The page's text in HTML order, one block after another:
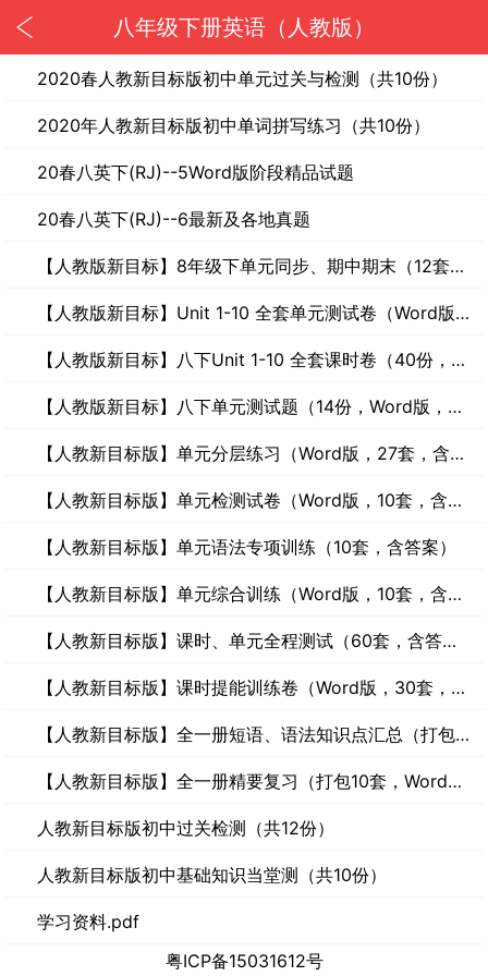
八年级下册英语（人教版）
2020春人教新目标版初中单元过关与检测（共10份）
2020年人教新目标版初中单词拼写练习（共10份）
20春八英下(RJ)--5Word版阶段精品试题
20春八英下(RJ)--6最新及各地真题
【人教版新目标】8年级下单元同步、期中期末（12套，Word版，含答案）
【人教版新目标】Unit 1-10 全套单元测试卷（Word版，含答案）
【人教版新目标】八下Unit 1-10 全套课时卷（40份，Word版，含答案）
【人教版新目标】八下单元测试题（14份，Word版，含听力材料及答案）
【人教新目标版】单元分层练习（Word版，27套，含答案）
【人教新目标版】单元检测试卷（Word版，10套，含答案）
【人教新目标版】单元语法专项训练（10套，含答案）
【人教新目标版】单元综合训练（Word版，10套，含答案）
【人教新目标版】课时、单元全程测试（60套，含答案）
【人教新目标版】课时提能训练卷（Word版，30套，含答案）
【人教新目标版】全一册短语、语法知识点汇总（打包10套）
【人教新目标版】全一册精要复习（打包10套，Word版）
人教新目标版初中过关检测（共12份）
人教新目标版初中基础知识当堂测（共10份）
学习资料.pdf
粤ICP备15031612号